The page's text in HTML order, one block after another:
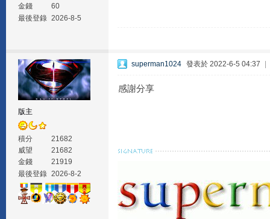
金錢
60
最後登錄 2026-8-5
版主
積分
21682
威望
21682
金錢
21919
最後登錄 2026-8-2
superman1024 發表於 2022-6-5 04:37
感謝分享